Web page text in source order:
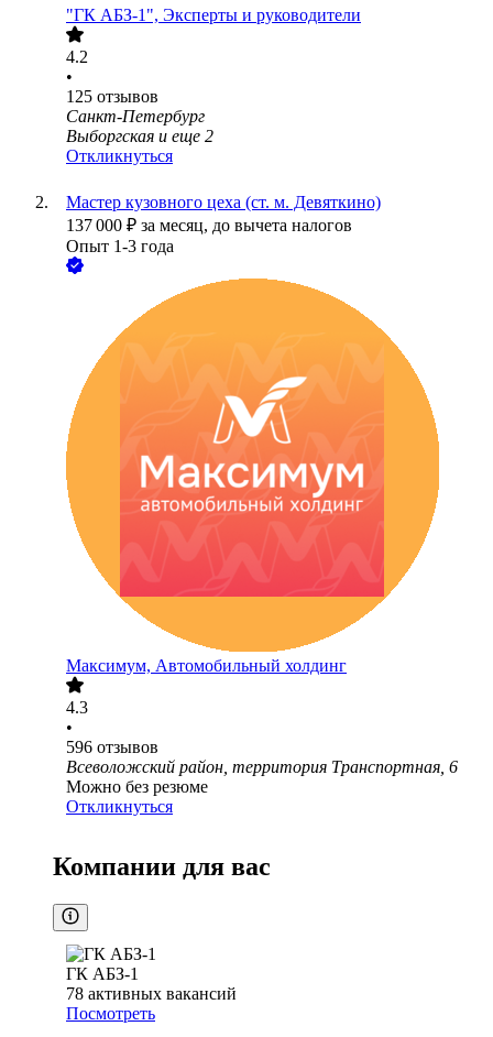
"ГК АБЗ-1", Эксперты и руководители
4.2
•
125 отзывов
Санкт-Петербург
Выборгская и еще 2
Откликнуться
Мастер кузовного цеха (ст. м. Девяткино)
137 000 ₽ за месяц, до вычета налогов
Опыт 1-3 года
Максимум, Автомобильный холдинг
4.3
•
596 отзывов
Всеволожский район, территория Транспортная, 6
Можно без резюме
Откликнуться
Компании для вас
ГК АБЗ-1
78 активных вакансий
Посмотреть